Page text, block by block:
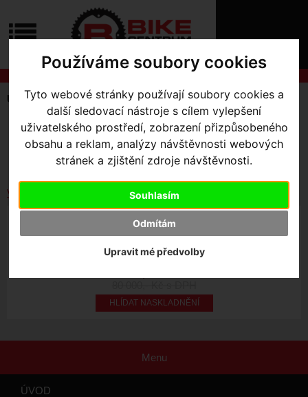
Používáme soubory cookies
Tyto webové stránky používají soubory cookies a
další sledovací nástroje s cílem vylepšení
uživatelského prostředí, zobrazení přizpůsobeného
obsahu a reklam, analýzy návštěvnosti webových
stránek a zjištění zdroje návštěvnosti.
Souhlasím
Odmítám
Upravit mé předvolby
KONTAKT
O
NÁSO
REGISTRACE
Úvodní strana Elektrokola Levo HT
SKLADEM V OLOMOUCI
Seřadit podle:
Ceny
Názvu Data
Vybrat dle výrobce
TURBO LEVO HARDTAIL - BLACK XL
HLÍDAT NASKLADNĚNÍ
Menu
ÚVOD